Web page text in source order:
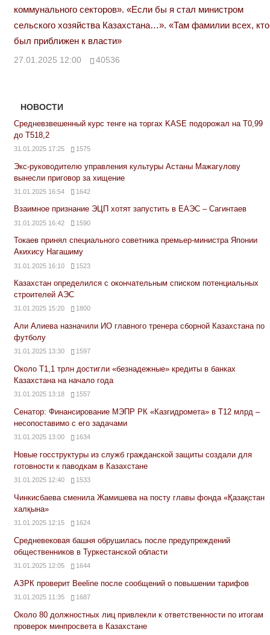
коммунального секторов». «Если бы я стал министром
сельского хозяйства Казахстана…». «Там фамилии всех, кто
был приближен к власти»
27.01.2025 12:00 40536
НОВОСТИ
Средневзвешенный курс тенге на торгах KASE подорожал на Т0,99
до Т518,2
31.01.2025 17:25 1575
Экс-руководителю управления культуры Астаны Мажагулову
вынесли приговор за хищение
31.01.2025 16:54 1642
Взаимное признание ЭЦП хотят запустить в ЕАЭС – Сагинтаев
31.01.2025 16:42 1590
Токаев принял специального советника премьер-министра Японии
Акихису Нагашиму
31.01.2025 16:10 1523
Казахстан определился с окончательным списком потенциальных
строителей АЭС
31.01.2025 15:20 1800
Али Алиева назначили ИО главного тренера сборной Казахстана по
футболу
31.01.2025 13:30 1597
Около Т1,1 трлн достигли «безнадежные» кредиты в банках
Казахстана на начало года
31.01.2025 13:18 1557
Сенатор: Финансирование МЭПР РК «Казгидромета» в Т12 млрд –
несопоставимо с его задачами
31.01.2025 13:00 1634
Новые госструктуры из служб гражданской защиты создали для
готовности к паводкам в Казахстане
31.01.2025 12:40 1533
Чинкисбаева сменила Жамишева на посту главы фонда «Қазақстан
халқына»
31.01.2025 12:15 1624
Средневековая башня обрушилась после предупреждений
общественников в Туркестанской области
31.01.2025 12:05 1644
АЗРК проверит Beeline после сообщений о повышении тарифов
31.01.2025 11:35 1687
Около 80 должностных лиц привлекли к ответственности по итогам
проверок минпросвета в Казахстане